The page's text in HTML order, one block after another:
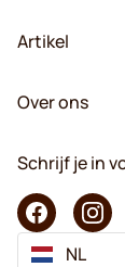
Artikel
Over ons
Schrijf je in
NL